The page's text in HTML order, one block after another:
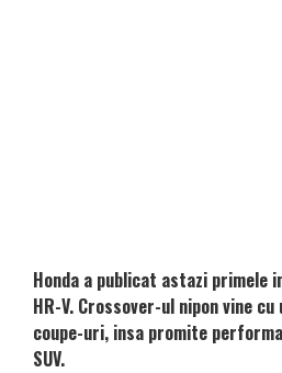
Honda a publicat astazi primele
HR-V. Crossover-ul nipon vine
coupe-uri, insa promite
SUV.